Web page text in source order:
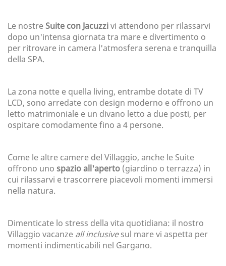
Le nostreSuite con Jacuzzivi attendono per rilassarvi
dopo un'intensa giornata tra mare e divertimento o
per ritrovare in camera l'atmosfera serena e tranquilla
della SPA.
La zona notte e quella living, entrambe dotate di TV
LCD, sono arredate con design moderno e offrono un
letto matrimoniale e un divano letto a due posti, per
ospitare comodamente fino a 4 persone.
Come le altre camere del Villaggio, anche le Suite
offrono uno spazio all'aperto (giardino o terrazza) in
cui rilassarvi e trascorrere piacevoli momenti immersi
nella natura.
Dimenticate lo stress della vita quotidiana: il nostro
Villaggio vacanze all inclusivesul mare vi aspetta per
momenti indimenticabili nel Gargano.